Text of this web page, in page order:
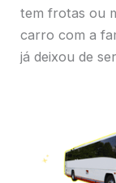
tem frotas ou
carro com a
já deixou de